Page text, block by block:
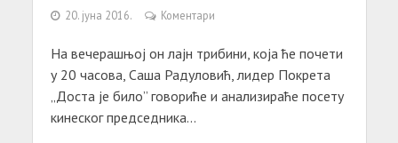
20. јуна 2016. Коментари
На вечерашњој он лајн трибини, која ће почети
у 20 часова, Саша Радуловић, лидер Покрета
„Доста је било” говориће и анализираће посету
кинеског председника...